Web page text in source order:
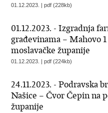
01.12.2023. | pdf (228kb)
01.12.2023. - Izgradnja
građevinama – Mahovo
moslavačke županije
01.12.2023. | pdf (224kb)
24.11.2023. - Podravska
Našice – Čvor Čepin na
županije